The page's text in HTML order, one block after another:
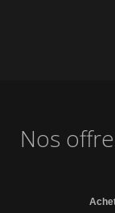
Nos